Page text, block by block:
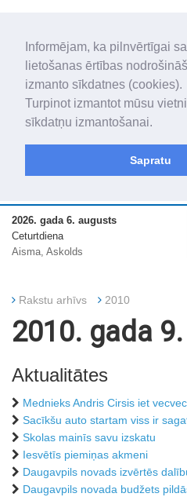
Informējam, ka pilnvērtīgai
lietošanas ērtības
izmanto sīkdatnes (cookies).
Turpinot izmantot mūsu
sīkdatņu izmantošanai.
Sapratu
„Latgales Laiks” iznāk latviešu un krievu
„Latgales Laiks” latviešu valodā aptver
novadu un apkārtējos novadus un pilsētas.
2026. gada 6. augusts
Ceturtdiena
Aisma, Askolds
Rakstu arhīvs 2010
2010. gada
Aktualitātes
Mednieks Andris Cirsis iet
Sacīkšu auto startam viss ir
Skolas mainīs savu izskatu
Iesvētīs piemiņas akmeni
Daugavpils novads izvērtēs
Daugavpils novada budžets